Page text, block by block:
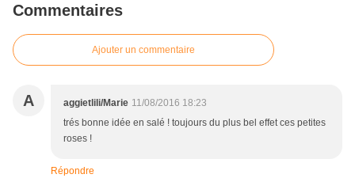
Commentaires
Ajouter un commentaire
A aggietlili/Marie 11/08/2016 18:23
trés bonne idée en salé ! toujours du plus bel effet ces petites
roses !
Répondre